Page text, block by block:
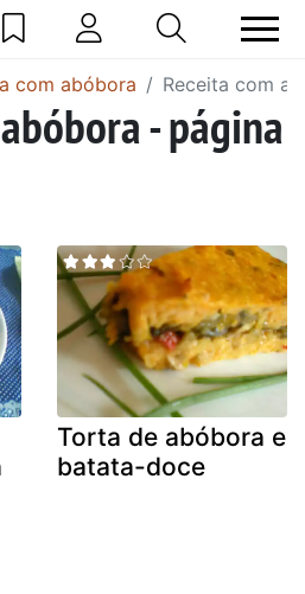
com abóbora Receita com
- página
Torta de abóbora e
batata-doce